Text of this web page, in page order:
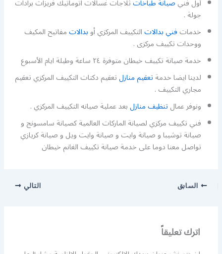
أول فنيصيانة طباخاتثلاجات غسالات اتوماتيك فريزات برادات
جولة .
خدماتفني بدالاتالتكييف المركزي أوبدالاتمفاتيح المكيف
ووحدات تكييف مركزى .
خدمة صيانة تكييف خيطان متوفرة ٢٤ ساعة وطيلة ايام الأسبوع
لدينا ايضا خدمةتعقيم منازلتعقيم دكتات التكييف المركزي تعقيم
مجاري التكييف .
ونوفر عمالتنظيف منازلبعد عملية صيانه التكييف المركزي .
فني تكييف مركزي لصيانة الماركات العالمية كصيانة سامسونج و
صيانة توشيبا و صيانة وايت و صيانة وايت ويل و صيانة كريازي
تواصل معنا دوما على خدمة صيانة تكييف الغانم خيطان
السابق التالي
اترك تعليقاً